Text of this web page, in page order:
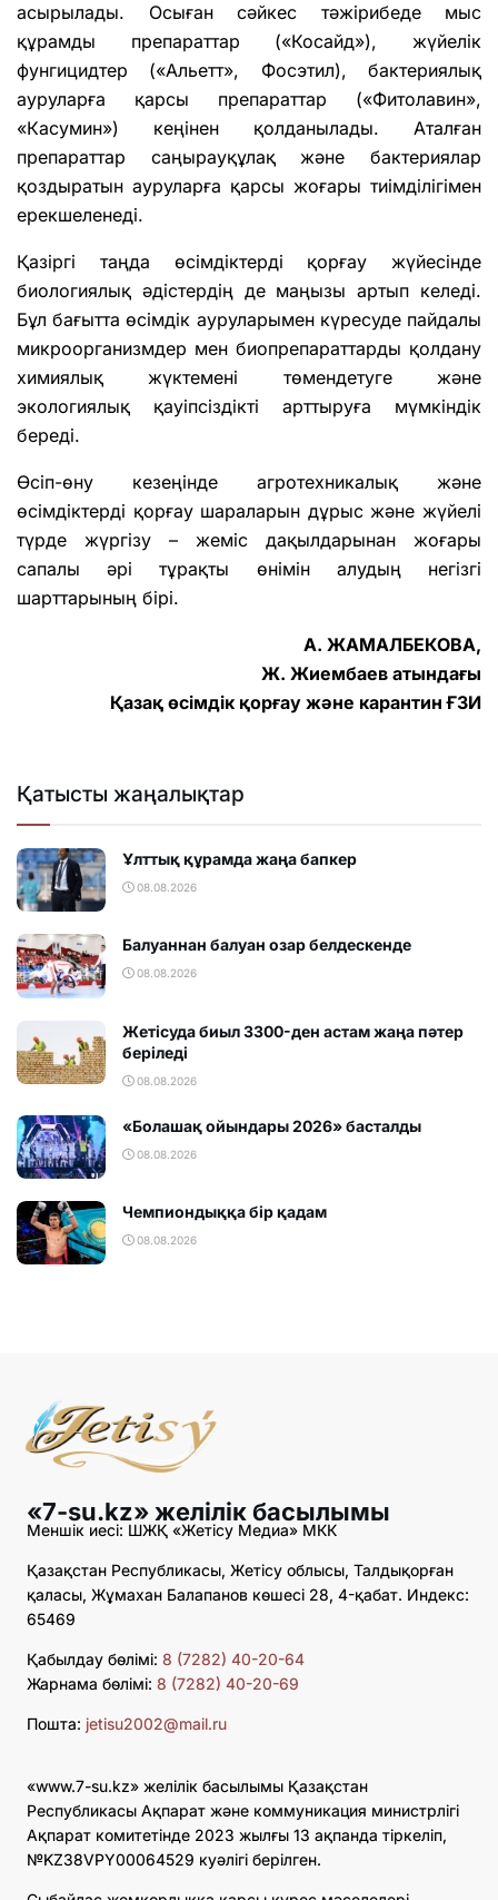
асырылады. Осыған сәйкес тәжірибеде мыс
құрамды препараттар («Косайд»), жүйелік
фунгицидтер («Альетт», Фосэтил), бактериялық
ауруларға қарсы препараттар («Фитолавин»,
«Касумин») кеңінен қолданылады. Аталған
препараттар саңырауқұлақ және бактериялар
қоздыратын ауруларға қарсы жоғары тиімділігімен
ерекшеленеді.
Қазіргі таңда өсімдіктерді қорғау жүйесінде
биологиялық әдістердің де маңызы артып келеді.
Бұл бағытта өсімдік ауруларымен күресуде пайдалы
микроорганизмдер мен биопрепараттарды қолдану
химиялық жүктемені төмендетуге және
экологиялық қауіпсіздікті арттыруға мүмкіндік
береді.
Өсіп-өну кезеңінде агротехникалық және
өсімдіктерді қорғау шараларын дұрыс және жүйелі
түрде жүргізу – жеміс дақылдарынан жоғары
сапалы әрі тұрақты өнімін алудың негізгі
шарттарының бірі.
А. ЖАМАЛБЕКОВА,
Ж. Жиембаев атындағы
Қазақ өсімдік қорғау және карантин ҒЗИ
Қатысты жаңалықтар
Ұлттық құрамда жаңа бапкер
08.08.2026
Балуаннан балуан озар белдескенде
08.08.2026
Жетісуда биыл 3300-ден астам жаңа пәтер
беріледі
08.08.2026
«Болашақ ойындары 2026» басталды
08.08.2026
Чемпиондыққа бір қадам
08.08.2026
«7-su.kz» желілік басылымы
Меншік иесі: ШЖҚ «Жетісу Медиа» МКК
Қазақстан Республикасы, Жетісу облысы, Талдықорған
қаласы, Жұмахан Балапанов көшесі 28, 4-қабат. Индекс:
65469
Қабылдау бөлімі: 8 (7282) 40-20-64
Жарнама бөлімі: 8 (7282) 40-20-69
Пошта: jetisu2002@mail.ru
«www.7-su.kz» желілік басылымы Қазақстан
Республикасы Ақпарат және коммуникация министрлігі
Ақпарат комитетінде 2023 жылғы 13 ақпанда тіркеліп,
№KZ38VPY00064529 куәлігі берілген.